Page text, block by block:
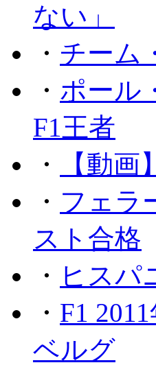
ない」
・ チーム
・ ポール
F1王者
・
【動
・ フェラ
スト合格
・ ヒスパ
・ F1
ベルグ